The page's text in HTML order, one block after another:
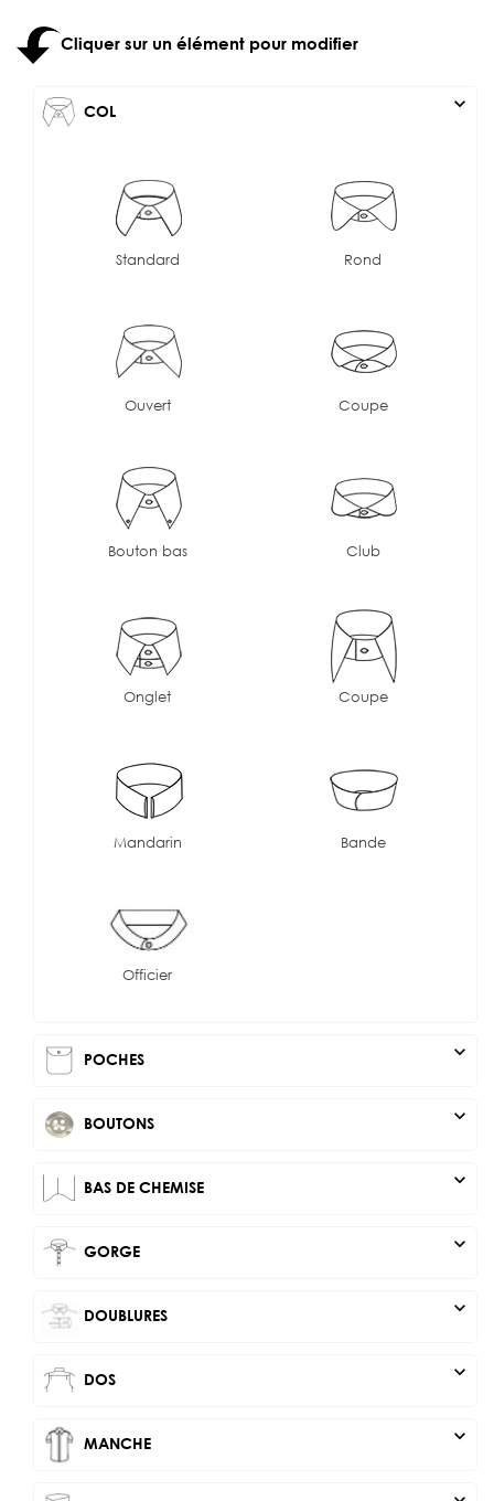
Cliquer sur un élément pour modifier
COL expand_more
Standard Rond
Ouvert Coupe
Bouton bas Club
Onglet Coupe
Mandarin Bande
Officier
POCHES expand_more
BOUTONS expand_more
BAS DE CHEMISE expand_more
GORGE expand_more
DOUBLURES expand_more
DOS expand_more
MANCHE expand_more